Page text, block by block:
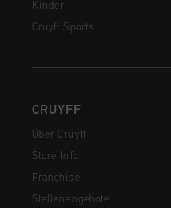
Kinder
Cruyff Sports
CRUYFF
Über Cruyff
Store Info
Franchise
Stellenangebote